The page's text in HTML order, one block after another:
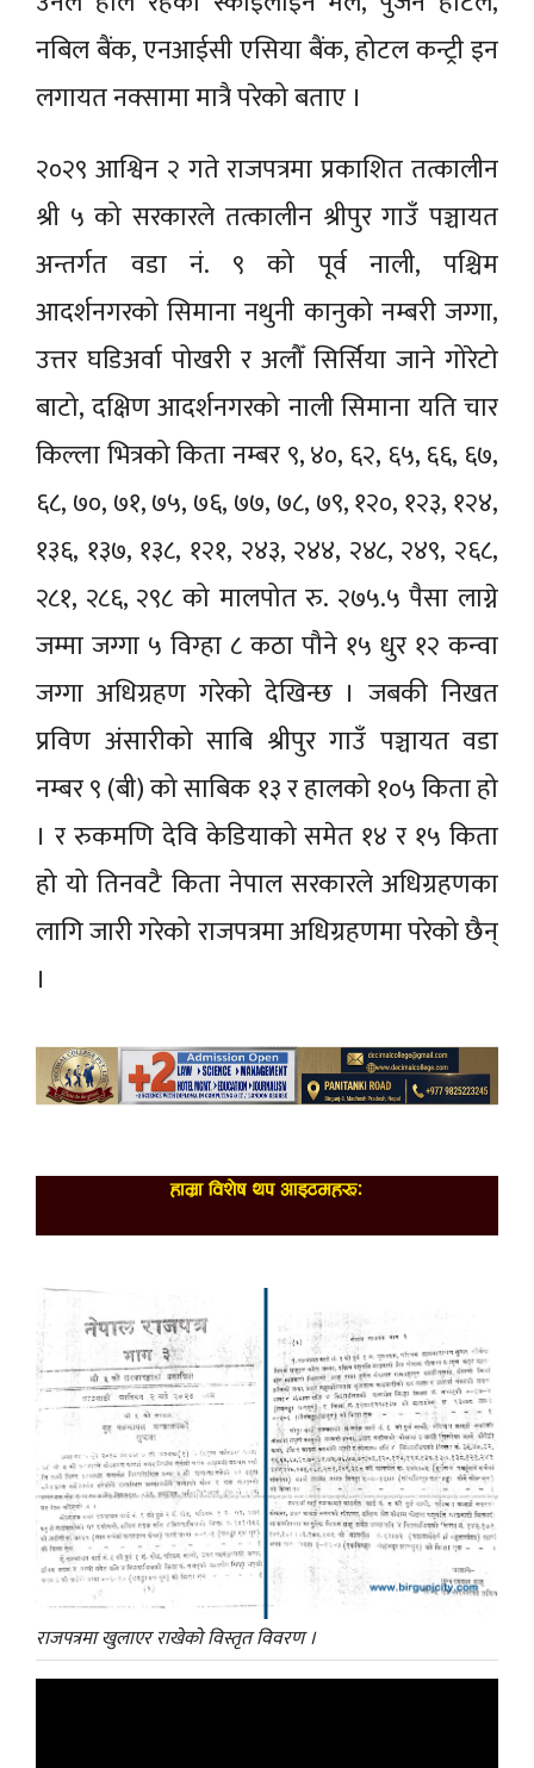
नबिलबैंक,एनआईसी एसियाबैंक,होटलकन्ट्रीइन
लगायत नक्सामा मात्रै परेको बताए ।
२०२९ आश्विन २ गते राजपत्रमा प्रकाशिततत्कालीन
श्री ५ को सरकारले तत्कालीनश्रीपुर गाउँ पञ्चायत
अन्तर्गत वडा नं. ९ को पूर्वनाली, पश्चिम
आदर्शनगरको सिमाना नथुनी कानुकोनम्बरी जग्गा,
उत्तर घडिअर्वा पोखरी र अलौँ सिर्सिया जाने गोरेटो
बाटो, दक्षिण आदर्शनगरकोनालीसिमाना यति चार
किल्ला भित्रकोकितानम्बर ९, ४०, ६२, ६५, ६६, ६७,
६८, ७०, ७१, ७५, ७६, ७७, ७८, ७९, १२०, १२३, १२४,
१३६, १३७, १३८, १२१, २४३, २४४, २४८, २४९, २६८,
२८१, २८६, २९८ को मालपोतरु. २७५.५ पैसा लाग्ने
जम्मा जग्गा ५ विग्हा ८कठापौने १५ धुर १२ कन्वा
जग्गा अधिग्रहण गरेको देखिन्छ । जबकी निखत
प्रविण अंसारीको साबि श्रीपुर गाउँ पञ्चायत वडा
नम्बर ९(बी)को साबिक १३ र हालको १०५किताहो
। ररुकमणिदेविकेडियाको समेत १४ र १५किता
हो योतिनवटै कितानेपाल सरकारले अधिग्रहणका
लागि जारी गरेको राजपत्रमा अधिग्रहणमा परेको छैन्
।
राजपत्रमा खुलाएर राखेको विस्तृत विवरण ।